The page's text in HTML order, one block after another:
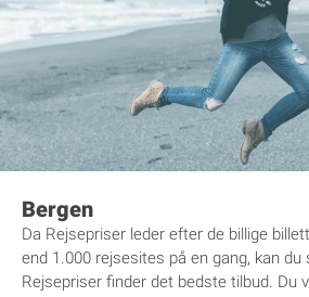
Bergen
Da Rejsepriser leder efter de billige
end 1.000 rejsesites på en gang, kan du
Rejsepriser finder det bedste tilbud. Du